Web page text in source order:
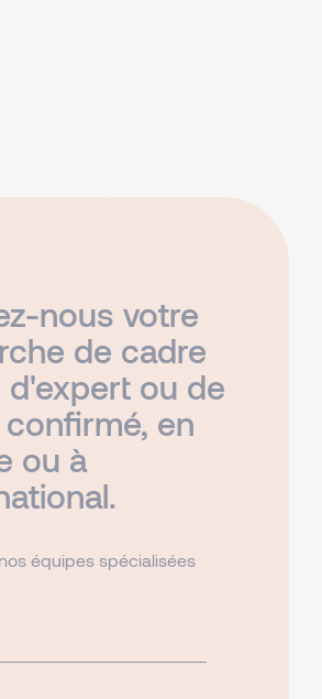
nous votre
de cadre
d'expert ou de
en
ou à
équipes spécialisées